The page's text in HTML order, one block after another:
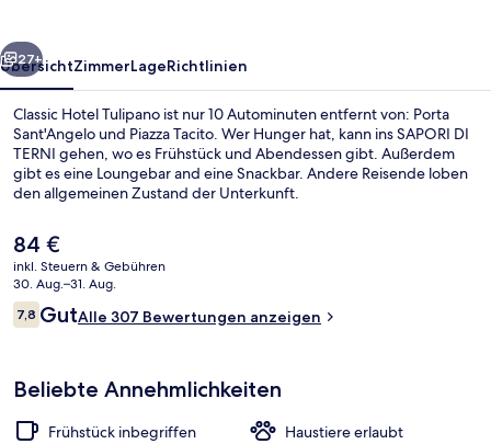
Weiter
27+
ÜbersichtZimmerLageRichtlinien
Classic Hotel Tulipano ist nur 10 Autominuten entfernt von: Porta
Sant'Angelo und Piazza Tacito. Wer Hunger hat, kann ins SAPORI DI
TERNI gehen, wo es Frühstück und Abendessen gibt. Außerdem
gibt es eine Loungebar and eine Snackbar. Andere Reisende loben
den allgemeinen Zustand der Unterkunft.
Der
aktuelle
Preis
beträgt
84 €.
84 €
inkl. Steuern & Gebühren
30. Aug.–31. Aug.
Bewertungen
7,87,8 von 10.
GutAlle 307 Bewertungen anzeigen
Beliebte Annehmlichkeiten
Frühstück inbegriffen
Haustiere erlaubt